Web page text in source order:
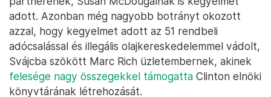
adott. Azonban még nagyobb botrányt okozott
azzal, hogy kegyelmet adott az 51 rendbeli
adócsalással és illegális olajkereskedelemmel vádolt,
Svájcba szökött Marc Rich üzletembernek, akinek
felesége nagy összegekkel támogatta Clinton elnöki
könyvtárának létrehozását.